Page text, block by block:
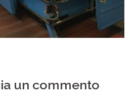
un commento